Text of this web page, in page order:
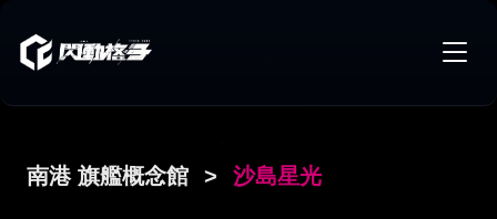
南港 旗艦概念館 > 沙島星光